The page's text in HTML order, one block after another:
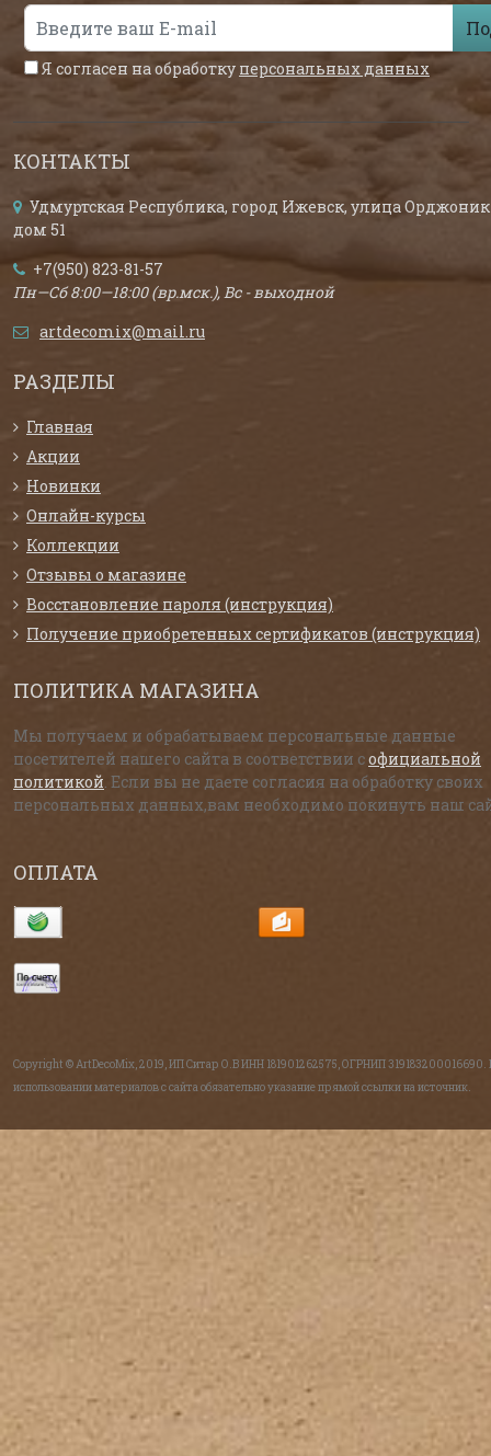
Я согласен на обработку персональных данных
КОНТАКТЫ
Удмуртская Республика, город Ижевск, улица
дом 51
+7(950) 823-81-57
Пн—Сб 8:00—18:00 (вр.мск.), Вс - выходной
artdecomix@mail.ru
РАЗДЕЛЫ
Главная
Акции
Новинки
Онлайн-курсы
Коллекции
Отзывы о магазине
Восстановление пароля (инструкция)
Получение приобретенных сертификатов (инструкция)
ПОЛИТИКА МАГАЗИНА
Мы получаем и обрабатываем персональные данные
посетителей нашего сайта в соответствии софициальной
политикой. Если вы не даете согласия на обработку своих
персональных данных,вам необходимо покинуть наш
ОПЛАТА
Copyright © ArtDecoMix, 2019, ИП Ситар О.В ИНН 181901262575, ОГРНИП 319183200016690.
использовании материалов с сайта обязательно указание прямой ссылки на источник.